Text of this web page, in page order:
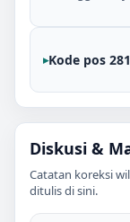
Kode pos
Diskusi &
Catatan koreksi
ditulis di sini.